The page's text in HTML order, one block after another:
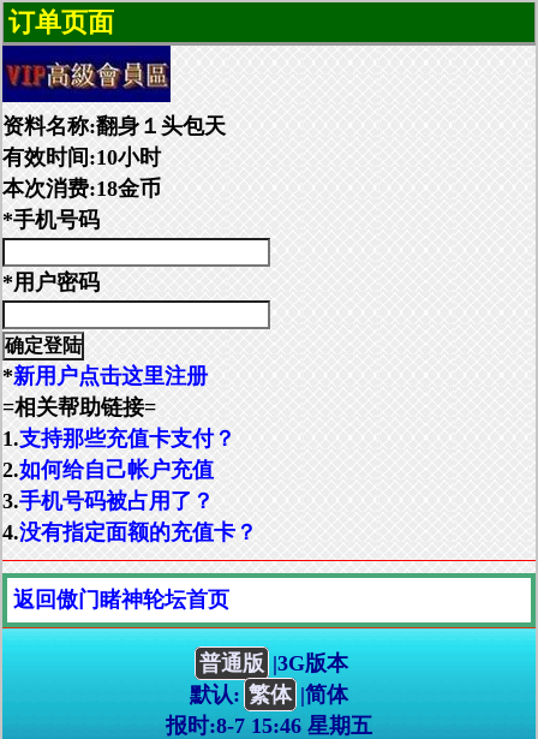
订单页面
资料名称:翻身１头包天
有效时间:10小时
本次消费:18金币
*手机号码
*用户密码
*新用户点击这里注册
=相关帮助链接=
1.支持那些充值卡支付？
2.如何给自己帐户充值
3.手机号码被占用了？
4.没有指定面额的充值卡？
返回傲门睹神轮坛首页
普通版 |3G版本
默认: 繁体 |简体
报时:8-7 15:46 星期五